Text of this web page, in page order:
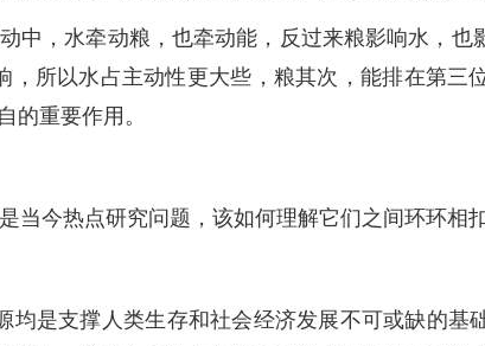
动中，水牵动粮，也牵动能，反过来粮影响水，
，所以水占主动性更大些，粮其次，能排在第三
的重要作用。
当今热点研究问题，该如何理解它们之间环环相
均是支撑人类生存和社会经济发展不可或缺的基